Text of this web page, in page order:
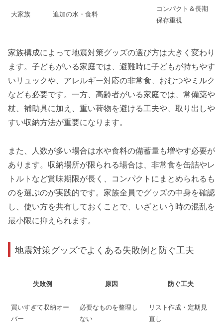
大家族 追加の水・食料
コンパクト＆長期
保存重視
家族構成によって地震対策グッズの選び方は大きく変わり
ます。子どもがいる家庭では、避難時に子どもが持ちやす
いリュックや、アレルギー対応の非常食、おむつやミルク
なども必要です。一方、高齢者がいる家庭では、常備薬や
杖、補助具に加え、重い荷物を避ける工夫や、取り出しや
すい収納方法が重要になります。
また、人数が多い場合は水や食料の備蓄量も増やす必要が
あります。収納場所が限られる場合は、非常食を缶詰やレ
トルトなど賞味期限が長く、コンパクトにまとめられるも
のを選ぶのが実践的です。家族全員でグッズの中身を確認
し、使い方を共有しておくことで、いざという時の混乱を
最小限に抑えられます。
地震対策グッズでよくある失敗例と防ぐ工夫
失敗例 原因 防ぐ工夫
買いすぎて収納オー
バー
必要なものを整理し
ない
リスト作成・定期見
直し